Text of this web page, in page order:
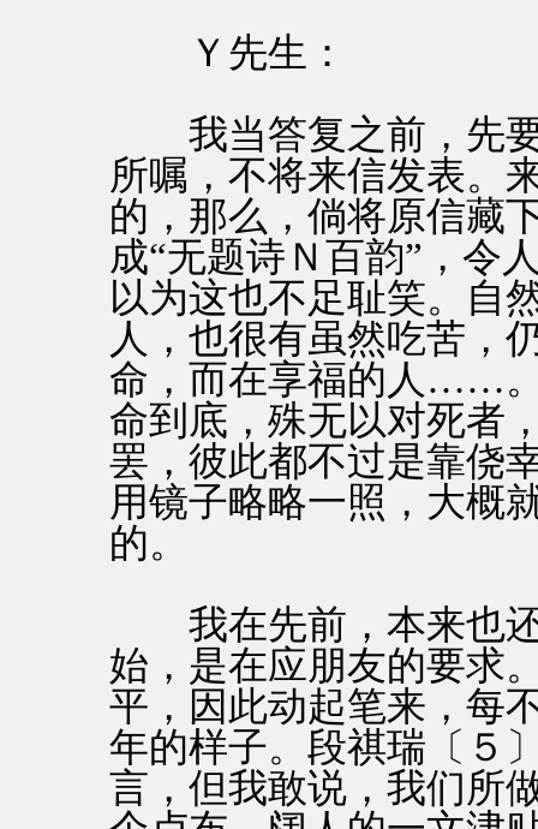
Ｙ先生：
我当答复之前，先要
所嘱，不将来信发表。
的，那么，倘将原信藏
成“无题诗Ｎ百韵”，令
以为这也不足耻笑。自
人，也很有虽然吃苦，
命，而在享福的人……
命到底，殊无以对死者
罢，彼此都不过是靠侥
用镜子略略一照，大概
的。
我在先前，本来也还
始，是在应朋友的要求
平，因此动起笔来，每
年的样子。段祺瑞〔５
言，但我敢说，我们所